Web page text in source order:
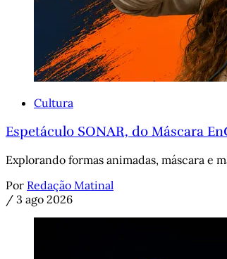
Cultura
Espetáculo SONAR, do Máscara
Explorando formas animadas, máscara e
Por Redação Matinal
/ 3 ago 2026